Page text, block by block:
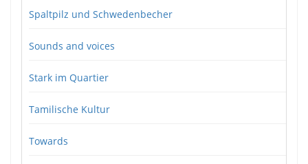
Spaltpilz und Schwedenbecher
Sounds and voices
Stark im Quartier
Tamilische Kultur
Towards